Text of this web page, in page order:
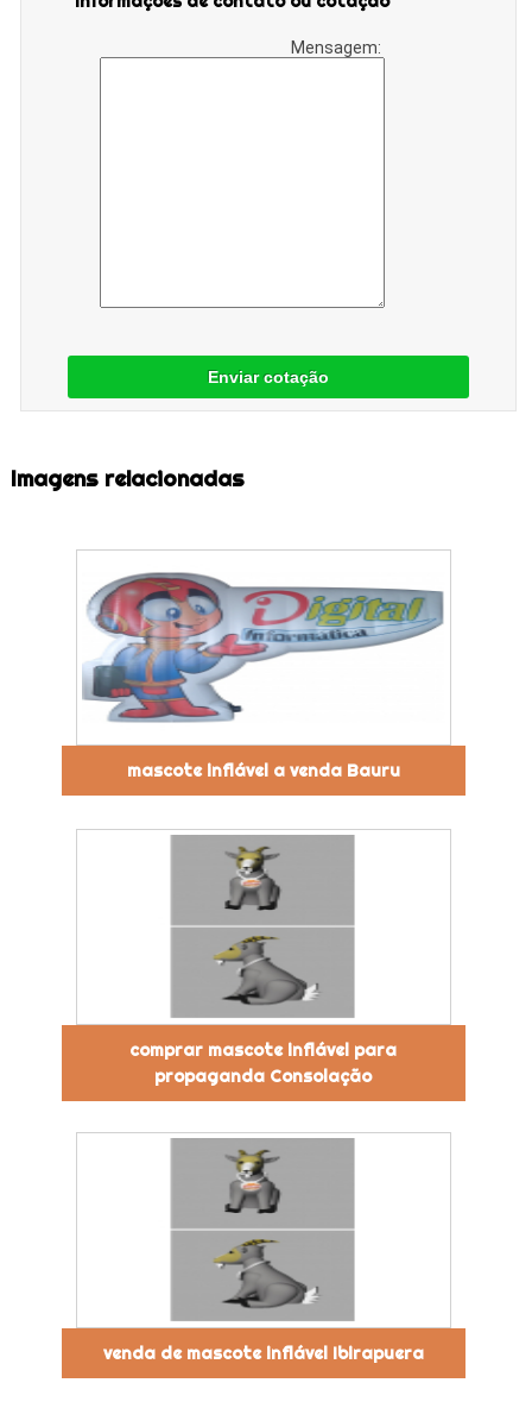
Mensagem:
Enviar cotação
Imagens relacionadas
mascote inflável a venda Bauru
comprar mascote inflável para
propaganda Consolação
venda de mascote inflável Ibirapuera